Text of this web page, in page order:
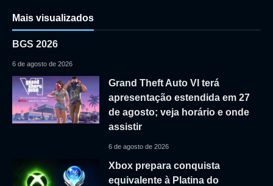
Mais visualizados
BGS 2026
6 de agosto de 2026
Grand Theft Auto VI terá
apresentação estendida em 27
de agosto; veja horário e onde
assistir
6 de agosto de 2026
Xbox prepara conquista
equivalente à Platina do